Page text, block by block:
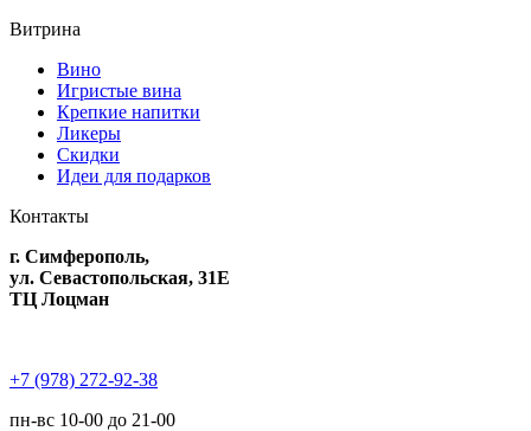
Витрина
Вино
Игристые вина
Крепкие напитки
Ликеры
Скидки
Идеи для подарков
Контакты
г. Симферополь,
ул. Севастопольская, 31Е
ТЦ Лоцман
+7 (978) 272-92-38
пн-вс 10-00 до 21-00